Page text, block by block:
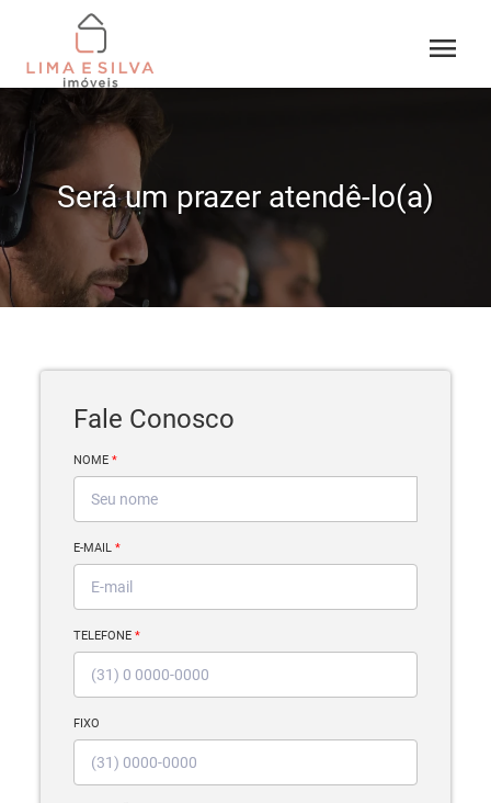
menu
Será um prazer atendê-lo(a)
Fale Conosco
NOME*
E-MAIL*
TELEFONE*
FIXO